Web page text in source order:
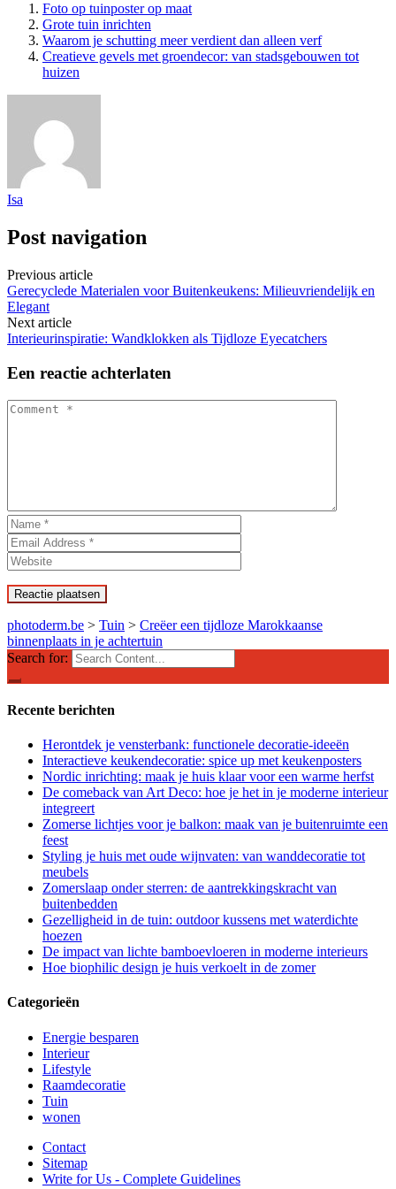
Foto op tuinposter op maat
Grote tuin inrichten
Waarom je schutting meer verdient dan alleen verf
Creatieve gevels met groendecor: van stadsgebouwen tot
huizen
Isa
Post navigation
Previous article
Gerecyclede Materialen voor Buitenkeukens: Milieuvriendelijk en
Elegant
Next article
Interieurinspiratie: Wandklokken als Tijdloze Eyecatchers
Een reactie achterlaten
photoderm.be > Tuin > Creëer een tijdloze Marokkaanse
binnenplaats in je achtertuin
Search for:
Recente berichten
Herontdek je vensterbank: functionele decoratie-ideeën
Interactieve keukendecoratie: spice up met keukenposters
Nordic inrichting: maak je huis klaar voor een warme herfst
De comeback van Art Deco: hoe je het in je moderne interieur
integreert
Zomerse lichtjes voor je balkon: maak van je buitenruimte een
feest
Styling je huis met oude wijnvaten: van wanddecoratie tot
meubels
Zomerslaap onder sterren: de aantrekkingskracht van
buitenbedden
Gezelligheid in de tuin: outdoor kussens met waterdichte
hoezen
De impact van lichte bamboevloeren in moderne interieurs
Hoe biophilic design je huis verkoelt in de zomer
Categorieën
Energie besparen
Interieur
Lifestyle
Raamdecoratie
Tuin
wonen
Contact
Sitemap
Write for Us - Complete Guidelines